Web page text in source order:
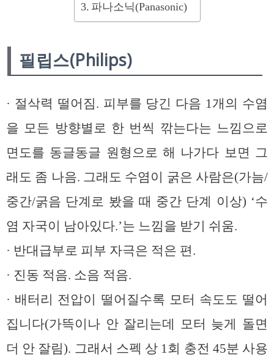
파나소닉(Panasonic)
필립스(Philips)
· 절삭력 떨어짐. 피부를 당긴 다음 1개의 수염
을 모든 방향별로 한 번씩 깎는다는 느낌으로
면도를 동글동글 원형으로 해 나가다 보면 그
래도 좀 나음. 그래도 수염이 굵은 사람은(가늠/
중간/굵음 단계로 봤을 때 중간 단계 이상) ‘수
염 자국이 남아있다.’는 느낌을 받기 쉬움.
· 반대급부로 피부 자극은 적은 편.
· 진동 적음. 소음 적음.
· 배터리 전압이 떨어질수록 모터 속도도 떨어
집니다(가뜩이나 안 잘리는데 모터 늦게 돌면
더 안 잘림). 그래서 스펙 상 1회 충전 45분 사용